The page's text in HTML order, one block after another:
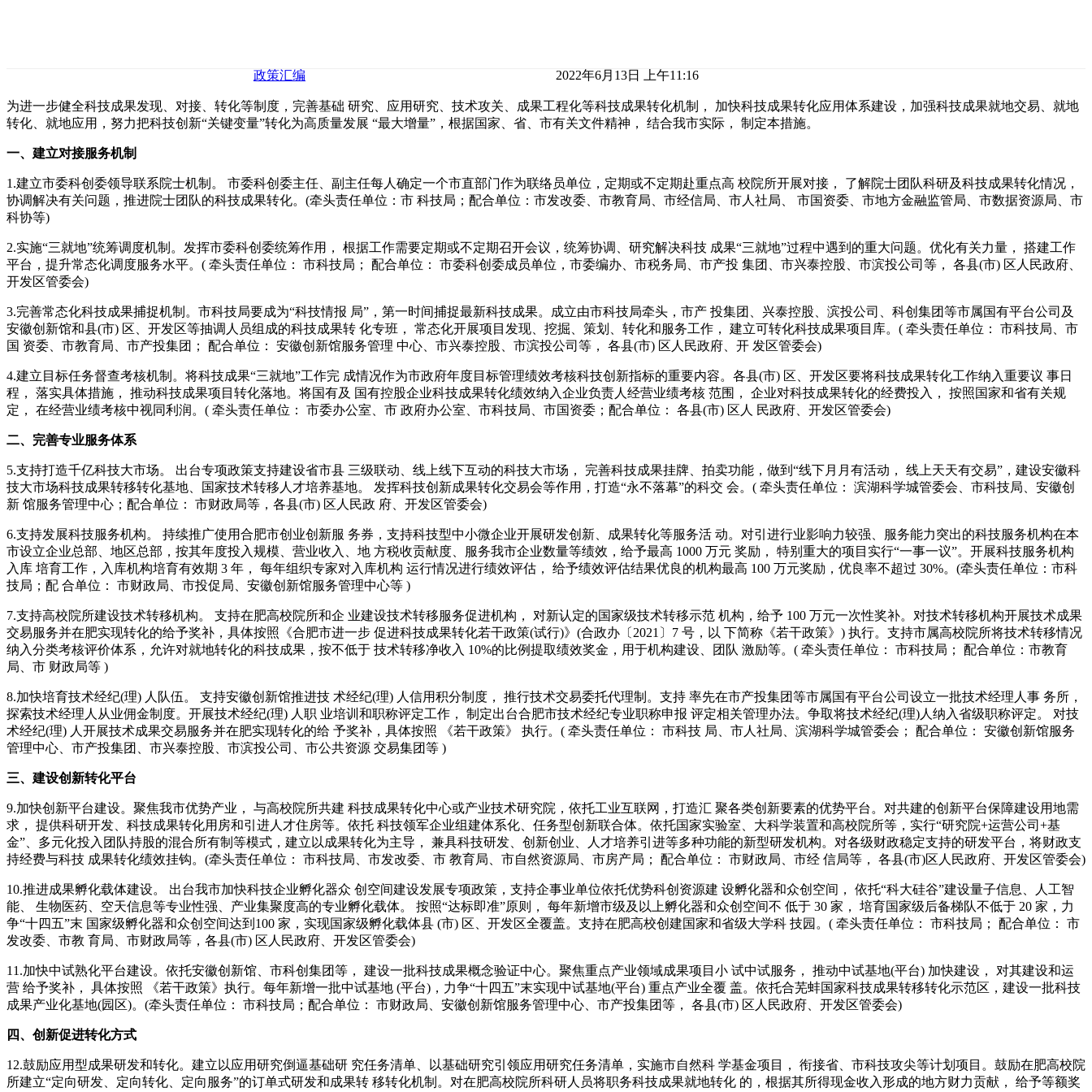
政策汇编 2022年6月13日 上午11:16
为进一步健全科技成果发现、对接、转化等制度，完善基础 研究、应用研究、技术攻关、成果工程化等科技成果转化机制， 加快科技成果转化应用体系建设，加强科技成果就地交易、就地
转化、就地应用，努力把科技创新“关键变量”转化为高质量发展 “最大增量”，根据国家、省、市有关文件精神， 结合我市实际， 制定本措施。
一、建立对接服务机制
1.建立市委科创委领导联系院士机制。 市委科创委主任、副主任每人确定一个市直部门作为联络员单位，定期或不定期赴重点高 校院所开展对接， 了解院士团队科研及科技成果转化情况，
协调解决有关问题，推进院士团队的科技成果转化。(牵头责任单位：市 科技局；配合单位：市发改委、市教育局、市经信局、市人社局、 市国资委、市地方金融监管局、市数据资源局、市
科协等)
2.实施“三就地”统筹调度机制。发挥市委科创委统筹作用， 根据工作需要定期或不定期召开会议，统筹协调、研究解决科技 成果“三就地”过程中遇到的重大问题。优化有关力量， 搭建工作
平台，提升常态化调度服务水平。( 牵头责任单位： 市科技局； 配合单位： 市委科创委成员单位，市委编办、市税务局、市产投 集团、市兴泰控股、市滨投公司等， 各县(市) 区人民政府、
开发区管委会)
3.完善常态化科技成果捕捉机制。市科技局要成为“科技情报 局”，第一时间捕捉最新科技成果。成立由市科技局牵头，市产 投集团、兴泰控股、滨投公司、科创集团等市属国有平台公司及
安徽创新馆和县(市) 区、开发区等抽调人员组成的科技成果转 化专班， 常态化开展项目发现、挖掘、策划、转化和服务工作， 建立可转化科技成果项目库。( 牵头责任单位： 市科技局、市
国 资委、市教育局、市产投集团； 配合单位： 安徽创新馆服务管理 中心、市兴泰控股、市滨投公司等， 各县(市) 区人民政府、开 发区管委会)
4.建立目标任务督查考核机制。将科技成果“三就地”工作完 成情况作为市政府年度目标管理绩效考核科技创新指标的重要内容。各县(市) 区、开发区要将科技成果转化工作纳入重要议 事日
程， 落实具体措施， 推动科技成果项目转化落地。将国有及 国有控股企业科技成果转化绩效纳入企业负责人经营业绩考核 范围， 企业对科技成果转化的经费投入， 按照国家和省有关规
定， 在经营业绩考核中视同利润。( 牵头责任单位： 市委办公室、市 政府办公室、市科技局、市国资委；配合单位： 各县(市) 区人 民政府、开发区管委会)
二、完善专业服务体系
5.支持打造千亿科技大市场。 出台专项政策支持建设省市县 三级联动、线上线下互动的科技大市场， 完善科技成果挂牌、拍卖功能，做到“线下月月有活动， 线上天天有交易”，建设安徽科
技大市场科技成果转移转化基地、国家技术转移人才培养基地。 发挥科技创新成果转化交易会等作用，打造“永不落幕”的科交 会。( 牵头责任单位： 滨湖科学城管委会、市科技局、安徽创
新 馆服务管理中心；配合单位： 市财政局等，各县(市) 区人民政 府、开发区管委会)
6.支持发展科技服务机构。 持续推广使用合肥市创业创新服 务券，支持科技型中小微企业开展研发创新、成果转化等服务活 动。对引进行业影响力较强、服务能力突出的科技服务机构在本
市设立企业总部、地区总部，按其年度投入规模、营业收入、地 方税收贡献度、服务我市企业数量等绩效，给予最高 1000 万元 奖励， 特别重大的项目实行“一事一议”。开展科技服务机构
入库 培育工作，入库机构培育有效期 3 年， 每年组织专家对入库机构 运行情况进行绩效评估， 给予绩效评估结果优良的机构最高 100 万元奖励，优良率不超过 30%。(牵头责任单位：市科
技局；配 合单位： 市财政局、市投促局、安徽创新馆服务管理中心等 )
7.支持高校院所建设技术转移机构。 支持在肥高校院所和企 业建设技术转移服务促进机构， 对新认定的国家级技术转移示范 机构，给予 100 万元一次性奖补。对技术转移机构开展技术成果
交易服务并在肥实现转化的给予奖补，具体按照《合肥市进一步 促进科技成果转化若干政策(试行)》(合政办〔2021〕7 号，以 下简称《若干政策》) 执行。支持市属高校院所将技术转移情况
纳入分类考核评价体系，允许对就地转化的科技成果，按不低于 技术转移净收入 10%的比例提取绩效奖金，用于机构建设、团队 激励等。( 牵头责任单位： 市科技局； 配合单位：市教育
局、市 财政局等 )
8.加快培育技术经纪(理) 人队伍。 支持安徽创新馆推进技 术经纪(理) 人信用积分制度， 推行技术交易委托代理制。支持 率先在市产投集团等市属国有平台公司设立一批技术经理人事 务所，
探索技术经理人从业佣金制度。开展技术经纪(理) 人职 业培训和职称评定工作， 制定出台合肥市技术经纪专业职称申报 评定相关管理办法。争取将技术经纪(理)人纳入省级职称评定。 对技
术经纪(理) 人开展技术成果交易服务并在肥实现转化的给 予奖补，具体按照 《若干政策》 执行。( 牵头责任单位： 市科技 局、市人社局、滨湖科学城管委会； 配合单位： 安徽创新馆服务
管理中心、市产投集团、市兴泰控股、市滨投公司、市公共资源 交易集团等 )
三、建设创新转化平台
9.加快创新平台建设。聚焦我市优势产业， 与高校院所共建 科技成果转化中心或产业技术研究院，依托工业互联网，打造汇 聚各类创新要素的优势平台。对共建的创新平台保障建设用地需
求， 提供科研开发、科技成果转化用房和引进人才住房等。依托 科技领军企业组建体系化、任务型创新联合体。依托国家实验室、大科学装置和高校院所等，实行“研究院+运营公司+基
金”、多元化投入团队持股的混合所有制等模式，建立以成果转化为主导， 兼具科技研发、创新创业、人才培养引进等多种功能的新型研发机构。对各级财政稳定支持的研发平台，将财政支
持经费与科技 成果转化绩效挂钩。(牵头责任单位： 市科技局、市发改委、市 教育局、市自然资源局、市房产局； 配合单位： 市财政局、市经 信局等， 各县(市)区人民政府、开发区管委会)
10.推进成果孵化载体建设。 出台我市加快科技企业孵化器众 创空间建设发展专项政策，支持企事业单位依托优势科创资源建 设孵化器和众创空间， 依托“科大硅谷”建设量子信息、人工智
能、 生物医药、空天信息等专业性强、产业集聚度高的专业孵化载体。 按照“达标即准”原则， 每年新增市级及以上孵化器和众创空间不 低于 30 家， 培育国家级后备梯队不低于 20 家，力
争“十四五”末 国家级孵化器和众创空间达到100 家，实现国家级孵化载体县 (市) 区、开发区全覆盖。支持在肥高校创建国家和省级大学科 技园。( 牵头责任单位： 市科技局； 配合单位： 市
发改委、市教 育局、市财政局等，各县(市) 区人民政府、开发区管委会)
11.加快中试熟化平台建设。依托安徽创新馆、市科创集团等， 建设一批科技成果概念验证中心。聚焦重点产业领域成果项目小 试中试服务， 推动中试基地(平台) 加快建设， 对其建设和运
营 给予奖补， 具体按照 《若干政策》执行。每年新增一批中试基地 (平台)，力争“十四五”末实现中试基地(平台) 重点产业全覆 盖。依托合芜蚌国家科技成果转移转化示范区，建设一批科技
成果产业化基地(园区)。(牵头责任单位： 市科技局；配合单位： 市财政局、安徽创新馆服务管理中心、市产投集团等， 各县(市) 区人民政府、开发区管委会)
四、创新促进转化方式
12.鼓励应用型成果研发和转化。建立以应用研究倒逼基础研 究任务清单、以基础研究引领应用研究任务清单，实施市自然科 学基金项目， 衔接省、市科技攻尖等计划项目。鼓励在肥高校院
所建立“定向研发、定向转化、定向服务”的订单式研发和成果转 移转化机制。对在肥高校院所科研人员将职务科技成果就地转化 的，根据其所得现金收入形成的地方财力贡献， 给予等额奖